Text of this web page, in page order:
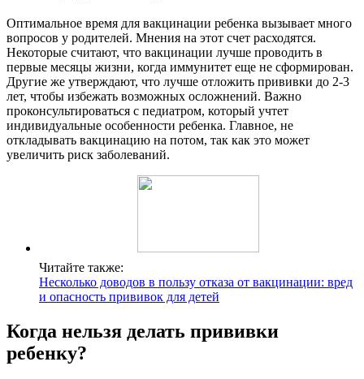
Оптимальное время для вакцинации ребенка вызывает много
вопросов у родителей. Мнения на этот счет расходятся.
Некоторые считают, что вакцинации лучше проводить в
первые месяцы жизни, когда иммунитет еще не сформирован.
Другие же утверждают, что лучше отложить прививки до 2-3
лет, чтобы избежать возможных осложнений. Важно
проконсультироваться с педиатром, который учтет
индивидуальные особенности ребенка. Главное, не
откладывать вакцинацию на потом, так как это может
увеличить риск заболеваний.
Читайте также:
Несколько доводов в пользу отказа от вакцинации: вред
и опасность прививок для детей
Когда нельзя делать прививки
ребенку?